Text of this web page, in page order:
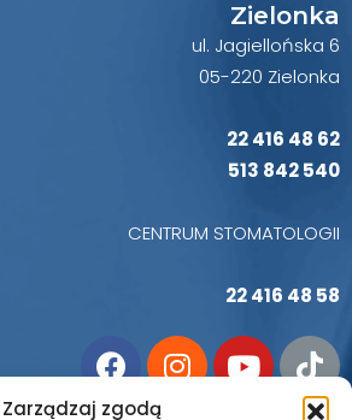
Zarządzaj zgodą
Zielonka
ul. Jagiellońska 6
05-220 Zielonka
22 416 48 62
513 842 540
CENTRUM STOMATOLOGII
22 416 48 58